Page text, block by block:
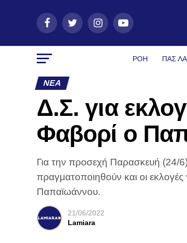
ΡΟΗ ΠΑΣ
ΝΈΑ
Δ.Σ. για
Φαβορί ο
Για την προσεχή Παρασκευή (24/
πραγματοποιηθούν και οι
Παπαϊωάννου.
21/06/2022
Lamiara